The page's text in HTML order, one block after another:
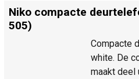
Niko compacte
505)
Compacte
white. De
maakt deel